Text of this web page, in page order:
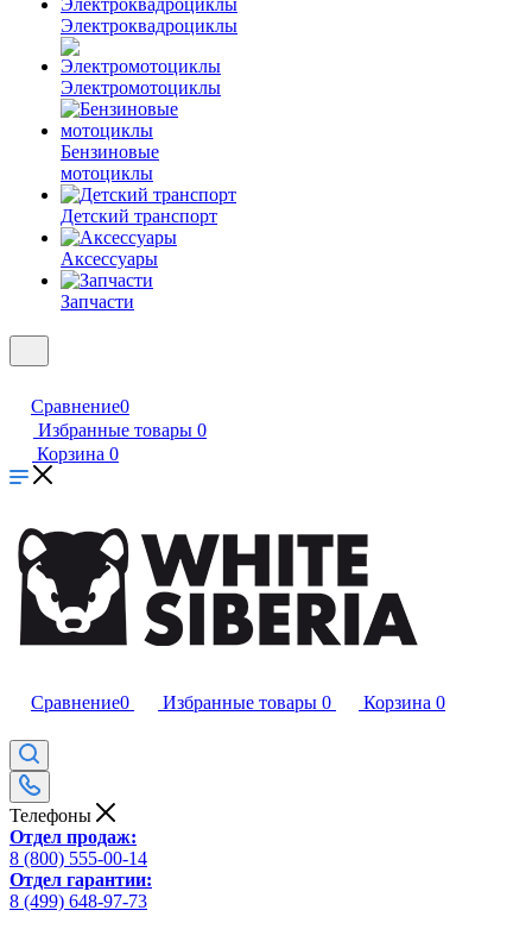
Электроквадроциклы
Электромотоциклы
Бензиновые
мотоциклы
Детский транспорт
Аксессуары
Запчасти
Сравнение0
Избранные товары 0
Корзина 0
Сравнение0 Избранные товары 0 Корзина 0
Телефоны
Отдел продаж:
8 (800) 555-00-14
Отдел гарантии:
8 (499) 648-97-73